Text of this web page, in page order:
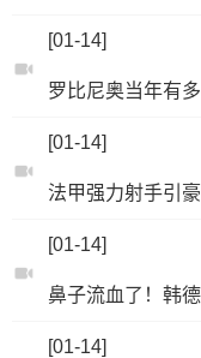
[01-14]
罗比尼奥当年有
[01-14]
法甲强力射手引
[01-14]
鼻子流血了！韩
[01-14]